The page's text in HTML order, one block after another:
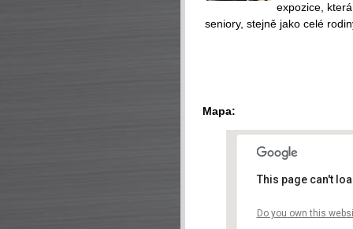
expozice,
seniory, stejně jako celé
Mapa:
This page can't
Do you own this